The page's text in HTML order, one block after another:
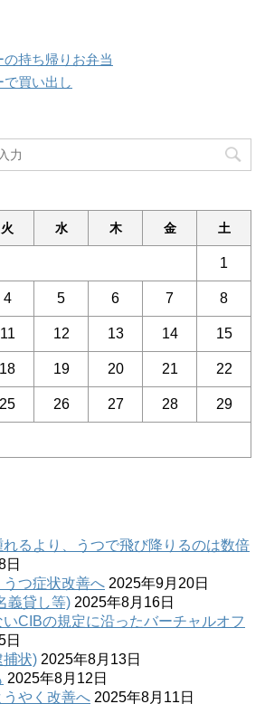
の持ち帰りお弁当
で買い出し
火 水 木 金 土
1
4 5 6 7 8
11 12 13 14 15
18 19 20 21 22
25 26 27 28 29
るより、うつで飛び降りるのは数倍
日
つ症状改善へ 2025年9月20日
義貸し等) 2025年8月16日
いCIBの規定に沿ったバーチャルオフ
日
捕状) 2025年8月13日
2025年8月12日
やく改善へ 2025年8月11日